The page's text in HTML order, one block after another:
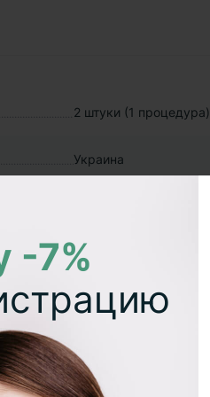
-7%
2 штуки (1 процедура)
Украина
5